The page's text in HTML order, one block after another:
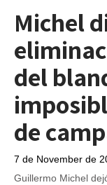
Michel
del
de
7 de November de
Guillermo Michel